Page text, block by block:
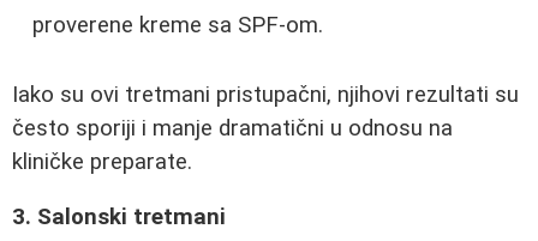
proverene kreme sa SPF-om.
Iako su ovi tretmani pristupačni, njihovi rezultati su
često sporiji i manje dramatični u odnosu na
kliničke preparate.
3. Salonski tretmani